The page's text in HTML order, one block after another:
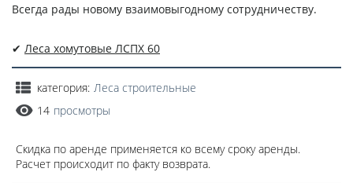
Всегда рады новому взаимовыгодному сотрудничеству.
✔ Леса хомутовые ЛСПХ 60
категория: Леса строительные
14 просмотры
Скидка по аренде применяется ко всему сроку аренды.
Расчет происходит по факту возврата.